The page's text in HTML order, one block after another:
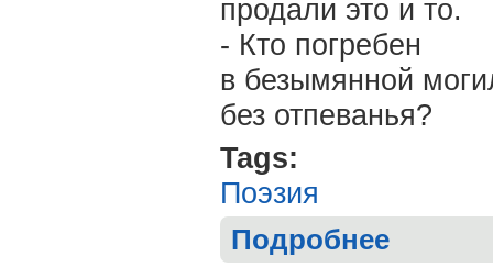
продали это и то.
- Кто погребен
в безымянной
без отпеванья?
Tags:
Поэзия
Подробнее